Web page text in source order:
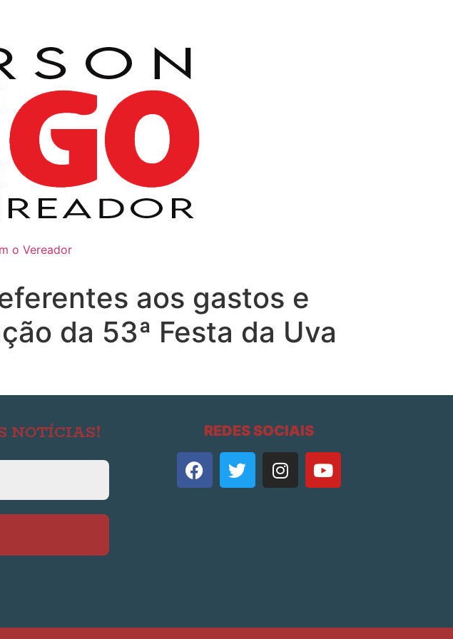
o Vereador
aos gastos e
da 53ª Festa da Uva
NOTÍCIAS! REDES SOCIAIS